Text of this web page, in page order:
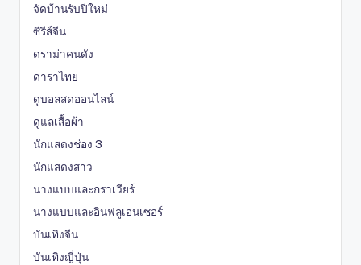
จัดบ้านรับปีใหม่
ซีรีส์จีน
ดราม่าคนดัง
ดาราไทย
ดูบอลสดออนไลน์
ดูแลเสื้อผ้า
นักแสดงช่อง 3
นักแสดงสาว
นางแบบและกราเวียร์
นางแบบและอินฟลูเอนเซอร์
บันเทิงจีน
บันเทิงญี่ปุ่น